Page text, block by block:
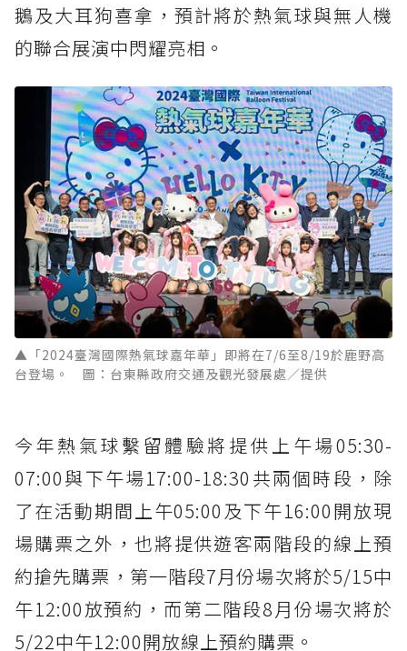
鵝及大耳狗喜拿，預計將於熱氣球與無人機
的聯合展演中閃耀亮相。
▲「2024臺灣國際熱氣球嘉年華」即將在7/6至8/19於鹿野高
台登場。 圖：台東縣政府交通及觀光發展處／提供
今年熱氣球繫留體驗將提供上午場05:30-
07:00與下午場17:00-18:30共兩個時段，除
了在活動期間上午05:00及下午16:00開放現
場購票之外，也將提供遊客兩階段的線上預
約搶先購票，第一階段7月份場次將於5/15中
午12:00放預約，而第二階段8月份場次將於
5/22中午12:00開放線上預約購票。